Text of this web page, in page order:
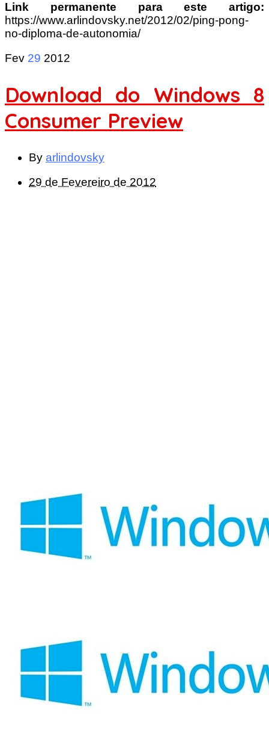
Link permanente para este artigo:
https://www.arlindovsky.net/2012/02/ping-pong-
no-diploma-de-autonomia/
Fev 29 2012
Download do Windows 8
Consumer Preview
By arlindovsky
29 de Fevereiro de 2012